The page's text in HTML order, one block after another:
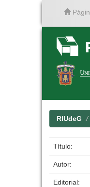
RIUdeG
Título:
Autor:
Editorial: